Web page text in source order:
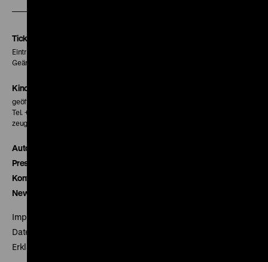
Tickets
Eintritt 5 €
Geänderte Preise sind im Programm vermerkt.
Kinokasse
geöffnet 30 Minuten vor Beginn der ersten Vorstellung
Tel. + 49 30 20304-770
zeughauskino@dhm.de
Autor*innen
Presse
Kontakt
Newsletter
Impressum
Datenschutz
Erklärung digitale Barrierefreiheit